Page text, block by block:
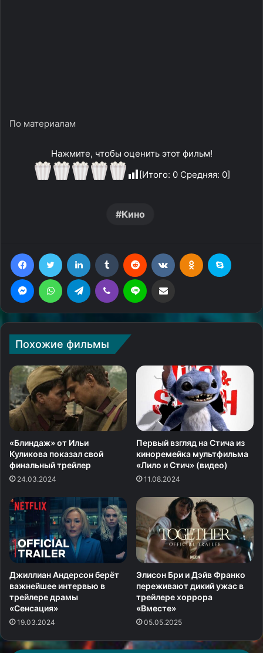
По материалам
Нажмите, чтобы оценить этот фильм!
[Итого: 0Средняя: 0]
Кино
FacebookTwitter LinkedIn Tumblr Reddit ВконтактеОдноклассники
MessengerWhatsAppTelegram Viber Line Поделиться через электронную почту
Похожие фильмы
«Блиндаж» от Ильи
Куликова показал свой
финальный трейлер
24.03.2024
Первый взгляд на Стича из
киноремейка мультфильма
«Лило и Стич» (видео)
11.08.2024
Джиллиан Андерсон берёт
важнейшее интервью в
трейлере драмы
«Сенсация»
19.03.2024
Элисон Бри и Дэйв Франко
переживают дикий ужас в
трейлере хоррора
«Вместе»
05.05.2025